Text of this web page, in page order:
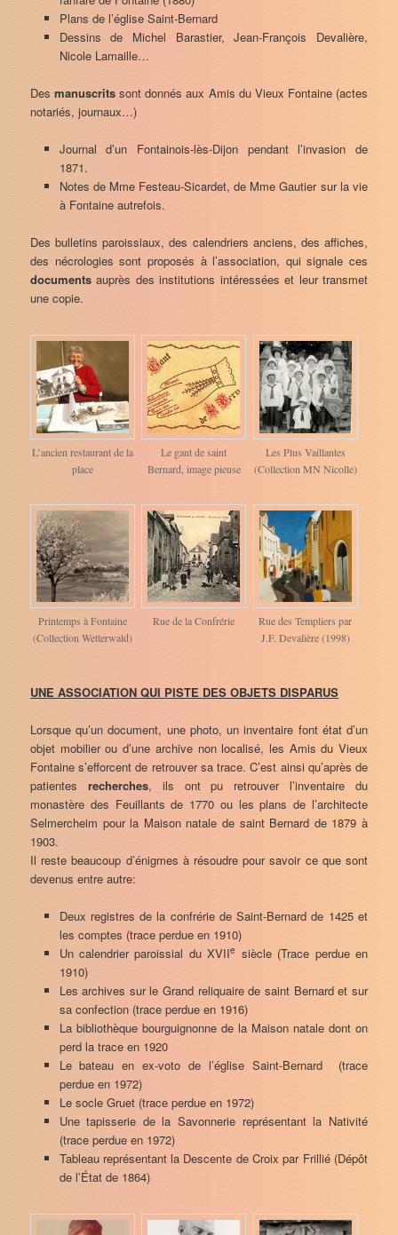
Plans de l’église Saint-Bernard
Dessins de Michel Barastier, Jean-François Devalière,
Nicole Lamaille…
Des manuscrits sont donnés aux Amis du Vieux Fontaine (actes
notariés, journaux…)
Journal d’un Fontainois-lès-Dijon pendant l’invasion de
1871.
Notes de Mme Festeau-Sicardet, de Mme Gautier sur la vie
à Fontaine autrefois.
Des bulletins paroissiaux, des calendriers anciens, des affiches,
des nécrologies sont proposés à l’association, qui signale ces
documents auprès des institutions intéressées et leur transmet
une copie.
L’ancien restaurant de la
place
Le gant de saint
Bernard, image pieuse
Les Plus Vaillantes
(Collection MN Nicolle)
Printemps à Fontaine
(Collection Wetterwald)
Rue de la Confrérie
Rue des Templiers par
J.F. Devalière (1998)
UNE ASSOCIATION QUI PISTE DES OBJETS DISPARUS
Lorsque qu’un document, une photo, un inventaire font état d’un
objet mobilier ou d’une archive non localisé, les Amis du Vieux
Fontaine s’efforcent de retrouver sa trace. C’est ainsi qu’après de
patientes recherches, ils ont pu retrouver l’inventaire du
monastère des Feuillants de 1770 ou les plans de l’architecte
Selmercheim pour la Maison natale de saint Bernard de 1879 à
1903.
Il reste beaucoup d’énigmes à résoudre pour savoir ce que sont
devenus entre autre:
Deux registres de la confrérie de Saint-Bernard de 1425 et
les comptes (trace perdue en 1910)
Un calendrier paroissial du XVIIe siècle (Trace perdue en
1910)
Les archives sur le Grand reliquaire de saint Bernard et sur
sa confection (trace perdue en 1916)
La bibliothèque bourguignonne de la Maison natale dont on
perd la trace en 1920
Le bateau en ex-voto de l’église Saint-Bernard (trace
perdue en 1972)
Le socle Gruet (trace perdue en 1972)
Une tapisserie de la Savonnerie représentant la Nativité
(trace perdue en 1972)
Tableau représentant la Descente de Croix par Frillié (Dépôt
de l’État de 1864)